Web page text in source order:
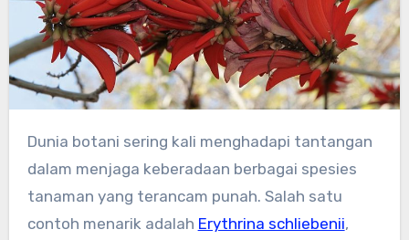
Dunia botani sering kali menghadapi tantangan
dalam menjaga keberadaan berbagai spesies
tanaman yang terancam punah. Salah satu
contoh menarik adalah Erythrina schliebenii,